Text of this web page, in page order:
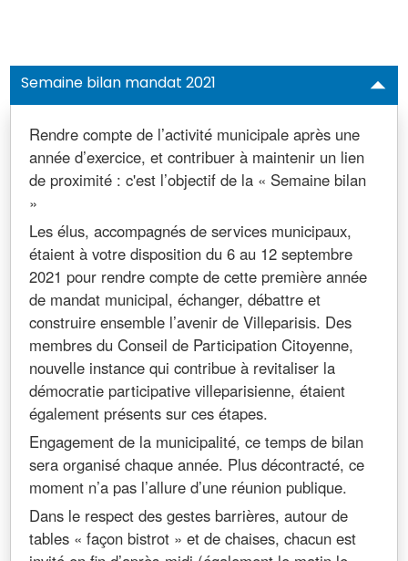
Semaine bilan mandat 2021
Rendre compte de l’activité municipale après une
année d’exercice, et contribuer à maintenir un lien
de proximité : c'est l’objectif de la « Semaine bilan
»
Les élus, accompagnés de services municipaux,
étaient à votre disposition du 6 au 12 septembre
2021 pour rendre compte de cette première année
de mandat municipal, échanger, débattre et
construire ensemble l’avenir de Villeparisis. Des
membres duConseil de Participation Citoyenne,
nouvelle instance qui contribue à revitaliser la
démocratie participative villeparisienne, étaient
également présents sur ces étapes.
Engagement de la municipalité, ce temps de bilan
sera organisé chaque année. Plus décontracté, ce
moment n’a pas l’allure d’une réunion publique.
Dans le respect des gestes barrières, autour de
tables « façon bistrot » et de chaises, chacun est